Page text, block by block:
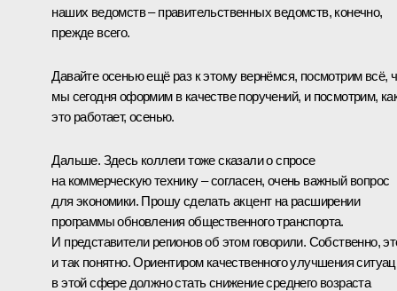
наших ведомств – правительственных ведомств, конечно,
прежде всего.
Давайте осенью ещё раз к этому вернёмся, посмотрим всё,
мы сегодня оформим в качестве поручений, и посмотрим,
это работает, осенью.
Дальше. Здесь коллеги тоже сказали о спросе
на коммерческую технику – согласен, очень важный вопрос
для экономики. Прошу сделать акцент на расширении
программы обновления общественного транспорта.
И представители регионов об этом говорили. Собственно,
и так понятно. Ориентиром качественного улучшения
в этой сфере должно стать снижение среднего возраста